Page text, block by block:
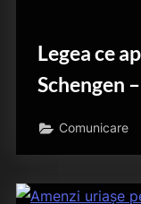
Legea ce
Schengen
Comunicare